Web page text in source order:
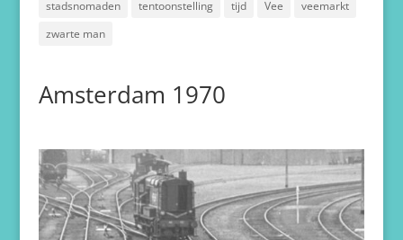
stadsnomaden
tentoonstelling tijd Vee
veemarkt
zwarte man
Amsterdam 1970